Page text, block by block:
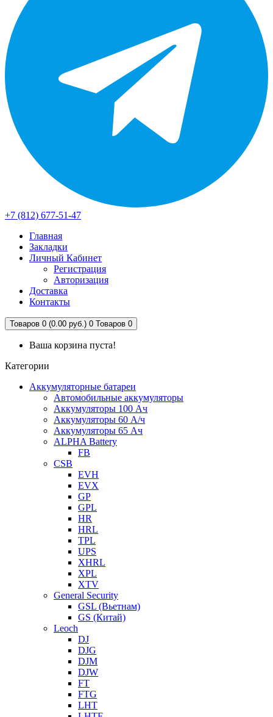
+7 (812) 677-51-47
Главная
Закладки
Личный Кабинет
Регистрация
Авторизация
Доставка
Контакты
Товаров 0 (0.00 руб.) 0 Товаров 0
Ваша корзина пуста!
Категории
Аккумуляторные батареи
Автомобильные аккумуляторы
Аккумуляторы 100 Ач
Аккумуляторы 60 А/ч
Аккумуляторы 65 Ач
ALPHA Battery
FB
CSB
EVH
EVX
GP
GPL
HR
HRL
TPL
UPS
XHRL
XPL
XTV
General Security
GSL (Вьетнам)
GS (Китай)
Leoch
DJ
DJG
DJM
DJW
FT
FTG
LHT